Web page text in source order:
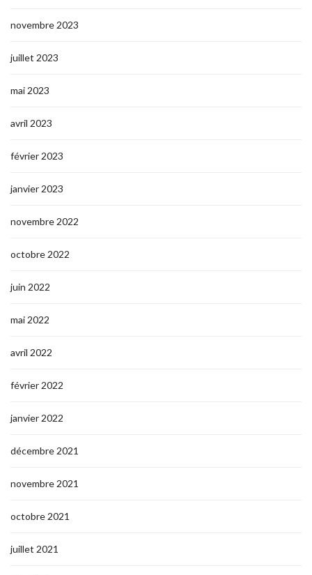
novembre 2023
juillet 2023
mai 2023
avril 2023
février 2023
janvier 2023
novembre 2022
octobre 2022
juin 2022
mai 2022
avril 2022
février 2022
janvier 2022
décembre 2021
novembre 2021
octobre 2021
juillet 2021